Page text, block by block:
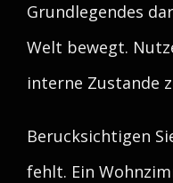
Grundlegendes
Welt bewegt.
interne Zustande
Berucksichtigen
fehlt. Ein